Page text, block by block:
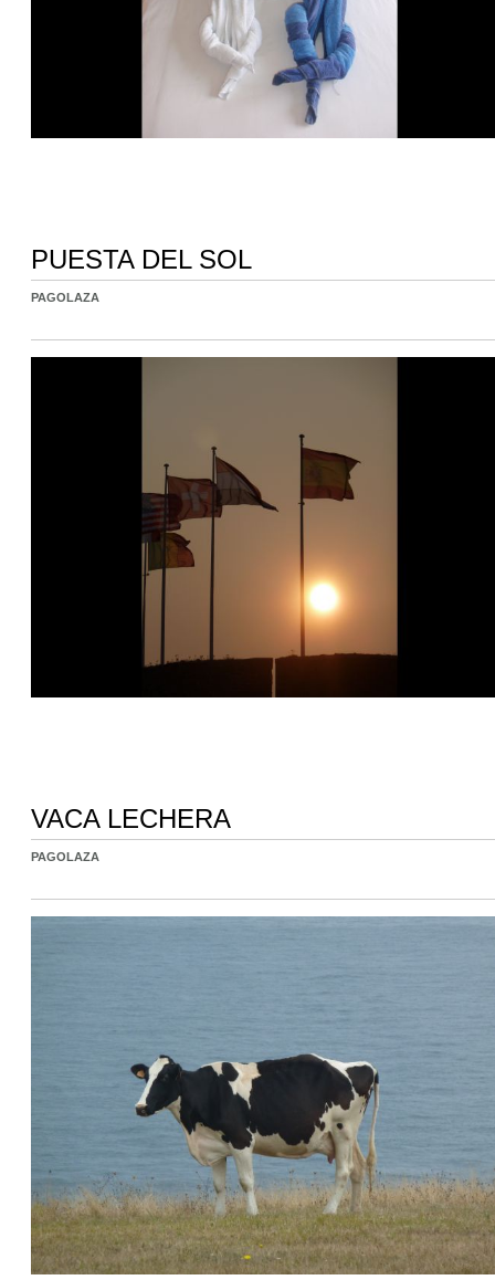
PUESTA DEL SOL
PAGOLAZA
VACA LECHERA
PAGOLAZA